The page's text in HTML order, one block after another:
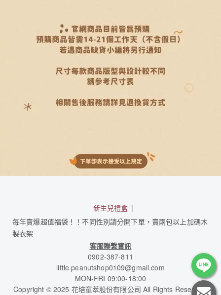
新生兒禮盒
每年賣爆超值福袋！！不同性別請分開下單，賣兩包以上加碼木
製衣架
客服聯繫資訊
0902-387-811
little.peanutshop0109@gmail.com
MON-FRI 09:00-18:00
Copyright © 2025 花培童萃股份有限公司 All Rights Reserved.